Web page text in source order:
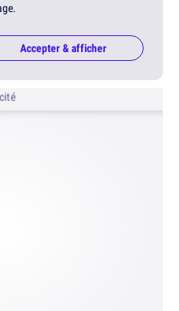
Accepter & afficher